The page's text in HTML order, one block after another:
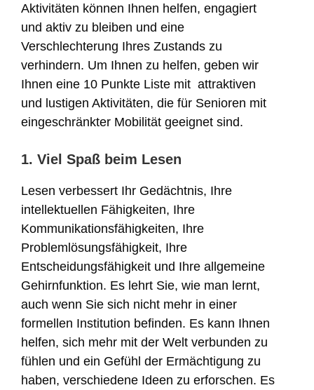
Aktivitäten können Ihnen helfen, engagiert
und aktiv zu bleiben und eine
Verschlechterung Ihres Zustands zu
verhindern. Um Ihnen zu helfen, geben wir
Ihnen eine 10 Punkte Liste mit attraktiven
und lustigen Aktivitäten, die für Senioren mit
eingeschränkter Mobilität geeignet sind.
1. Viel Spaß beim Lesen
Lesen verbessert Ihr Gedächtnis, Ihre
intellektuellen Fähigkeiten, Ihre
Kommunikationsfähigkeiten, Ihre
Problemlösungsfähigkeit, Ihre
Entscheidungsfähigkeit und Ihre allgemeine
Gehirnfunktion. Es lehrt Sie, wie man lernt,
auch wenn Sie sich nicht mehr in einer
formellen Institution befinden. Es kann Ihnen
helfen, sich mehr mit der Welt verbunden zu
fühlen und ein Gefühl der Ermächtigung zu
haben, verschiedene Ideen zu erforschen. Es